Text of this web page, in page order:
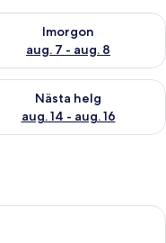
6 - aug. 7
Imorgon
aug. 7 - aug. 8
tillgängligheten
helgen aug. 7 - aug. 9
Nästa helg
aug. 14 - aug. 16
tillgängligheten
med en stor säng, en